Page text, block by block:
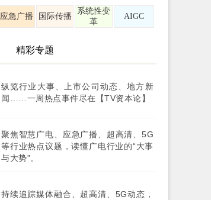
应急广播 国际传播
系统性变
革
AIGC
精彩专题
纵览行业大事、上市公司动态、地方新
闻……一周热点事件尽在【TV资本论】
聚焦智慧广电、应急广播、超高清、5G
等行业热点议题，读懂广电行业的“大事
与大势”。
持续追踪媒体融合、超高清、5G动态，